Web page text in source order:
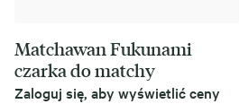
Matchawan Fukunami
czarka do matchy
Zaloguj się, aby wyświetlić ceny